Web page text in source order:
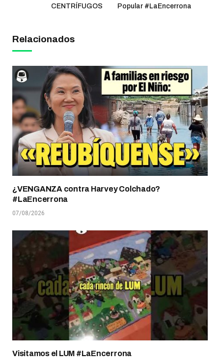
CENTRÍFUGOS
Popular #LaEncerrona
Relacionados
¿VENGANZA contra Harvey Colchado?
#LaEncerrona
07/08/2026
Visitamos el LUM #LaEncerrona